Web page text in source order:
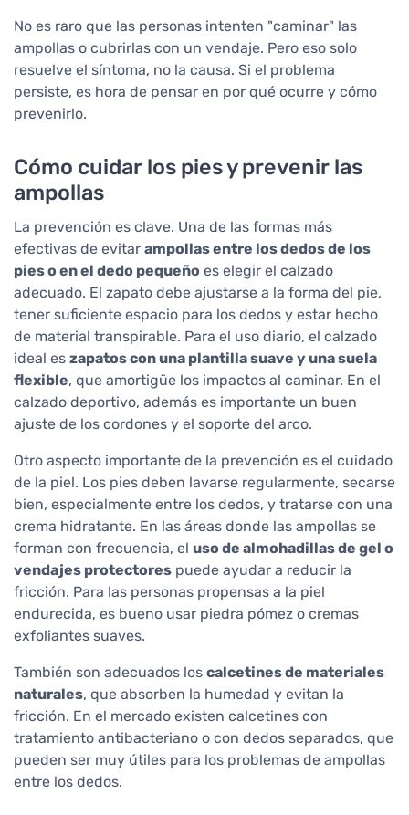
No es raro que las personas intenten "caminar" las
ampollas o cubrirlas con un vendaje. Pero eso solo
resuelve el síntoma, no la causa. Si el problema
persiste, es hora de pensar en por qué ocurre y cómo
prevenirlo.
Cómo cuidar los pies y prevenir las
ampollas
La prevención es clave. Una de las formas más
efectivas de evitar ampollas entre los dedos de los
pies o en el dedo pequeño es elegir el calzado
adecuado. El zapato debe ajustarse a la forma del pie,
tener suficiente espacio para los dedos y estar hecho
de material transpirable. Para el uso diario, el calzado
ideal es zapatos con una plantilla suave y una suela
flexible, que amortigüe los impactos al caminar. En el
calzado deportivo, además es importante un buen
ajuste de los cordones y el soporte del arco.
Otro aspecto importante de la prevención es el cuidado
de la piel. Los pies deben lavarse regularmente, secarse
bien, especialmente entre los dedos, y tratarse con una
crema hidratante. En las áreas donde las ampollas se
forman con frecuencia, el uso de almohadillas de gel o
vendajes protectores puede ayudar a reducir la
fricción. Para las personas propensas a la piel
endurecida, es bueno usar piedra pómez o cremas
exfoliantes suaves.
También son adecuados los calcetines de materiales
naturales, que absorben la humedad y evitan la
fricción. En el mercado existen calcetines con
tratamiento antibacteriano o con dedos separados, que
pueden ser muy útiles para los problemas de ampollas
entre los dedos.